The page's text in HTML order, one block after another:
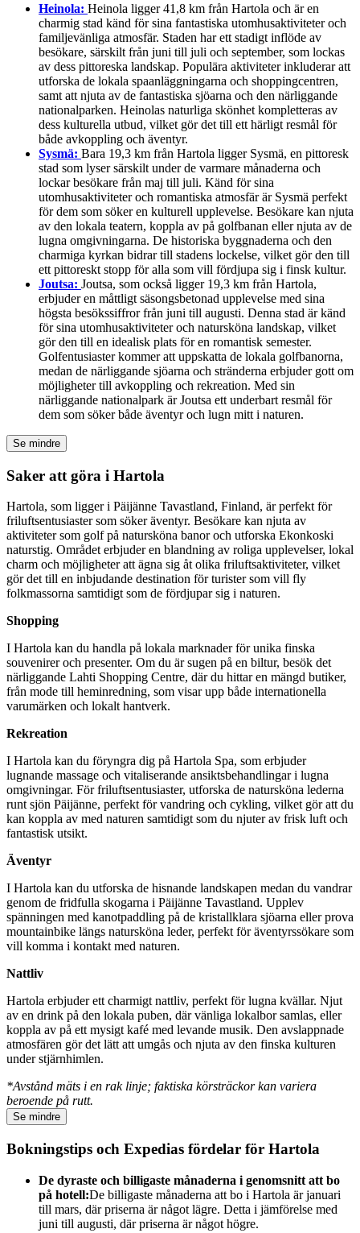
Heinola: Heinola ligger 41,8 km från Hartola och är en
charmig stad känd för sina fantastiska utomhusaktiviteter och
familjevänliga atmosfär. Staden har ett stadigt inflöde av
besökare, särskilt från juni till juli och september, som lockas
av dess pittoreska landskap. Populära aktiviteter inkluderar att
utforska de lokala spaanläggningarna och shoppingcentren,
samt att njuta av de fantastiska sjöarna och den närliggande
nationalparken. Heinolas naturliga skönhet kompletteras av
dess kulturella utbud, vilket gör det till ett härligt resmål för
både avkoppling och äventyr.
Sysmä: Bara 19,3 km från Hartola ligger Sysmä, en pittoresk
stad som lyser särskilt under de varmare månaderna och
lockar besökare från maj till juli. Känd för sina
utomhusaktiviteter och romantiska atmosfär är Sysmä perfekt
för dem som söker en kulturell upplevelse. Besökare kan njuta
av den lokala teatern, koppla av på golfbanan eller njuta av de
lugna omgivningarna. De historiska byggnaderna och den
charmiga kyrkan bidrar till stadens lockelse, vilket gör den till
ett pittoreskt stopp för alla som vill fördjupa sig i finsk kultur.
Joutsa: Joutsa, som också ligger 19,3 km från Hartola,
erbjuder en måttligt säsongsbetonad upplevelse med sina
högsta besökssiffror från juni till augusti. Denna stad är känd
för sina utomhusaktiviteter och natursköna landskap, vilket
gör den till en idealisk plats för en romantisk semester.
Golfentusiaster kommer att uppskatta de lokala golfbanorna,
medan de närliggande sjöarna och stränderna erbjuder gott om
möjligheter till avkoppling och rekreation. Med sin
närliggande nationalpark är Joutsa ett underbart resmål för
dem som söker både äventyr och lugn mitt i naturen.
Se mindre
Saker att göra i Hartola
Hartola, som ligger i Päijänne Tavastland, Finland, är perfekt för
friluftsentusiaster som söker äventyr. Besökare kan njuta av
aktiviteter som golf på natursköna banor och utforska Ekonkoski
naturstig. Området erbjuder en blandning av roliga upplevelser, lokal
charm och möjligheter att ägna sig åt olika friluftsaktiviteter, vilket
gör det till en inbjudande destination för turister som vill fly
folkmassorna samtidigt som de fördjupar sig i naturen.
Shopping
I Hartola kan du handla på lokala marknader för unika finska
souvenirer och presenter. Om du är sugen på en biltur, besök det
närliggande Lahti Shopping Centre, där du hittar en mängd butiker,
från mode till heminredning, som visar upp både internationella
varumärken och lokalt hantverk.
Rekreation
I Hartola kan du föryngra dig på Hartola Spa, som erbjuder
lugnande massage och vitaliserande ansiktsbehandlingar i lugna
omgivningar. För friluftsentusiaster, utforska de natursköna lederna
runt sjön Päijänne, perfekt för vandring och cykling, vilket gör att du
kan koppla av med naturen samtidigt som du njuter av frisk luft och
fantastisk utsikt.
Äventyr
I Hartola kan du utforska de hisnande landskapen medan du vandrar
genom de fridfulla skogarna i Päijänne Tavastland. Upplev
spänningen med kanotpaddling på de kristallklara sjöarna eller prova
mountainbike längs natursköna leder, perfekt för äventyrssökare som
vill komma i kontakt med naturen.
Nattliv
Hartola erbjuder ett charmigt nattliv, perfekt för lugna kvällar. Njut
av en drink på den lokala puben, där vänliga lokalbor samlas, eller
koppla av på ett mysigt kafé med levande musik. Den avslappnade
atmosfären gör det lätt att umgås och njuta av den finska kulturen
under stjärnhimlen.
*Avstånd mäts i en rak linje; faktiska körsträckor kan variera
beroende på rutt.
Se mindre
Bokningstips och Expedias fördelar för Hartola
De dyraste och billigaste månaderna i genomsnitt att bo
på hotell:De billigaste månaderna att bo i Hartola är januari
till mars, där priserna är något lägre. Detta i jämförelse med
juni till augusti, där priserna är något högre.